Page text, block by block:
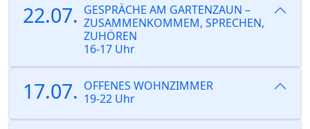
22.07. GESPRÄCHE AM GARTENZAUN –
ZUSAMMENKOMMEM, SPRECHEN,
ZUHÖREN
16-17 Uhr
17.07. OFFENES WOHNZIMMER
19-22 Uhr